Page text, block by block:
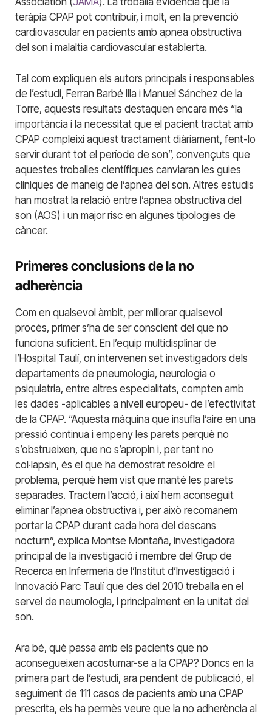
teràpia CPAP pot contribuir, i molt, en la prevenció
cardiovascular en pacients amb apnea obstructiva
del son i malaltia cardiovascular establerta.
Tal com expliquen els autors principals i responsables
de l’estudi, Ferran Barbé Illa i Manuel Sánchez de la
Torre, aquests resultats destaquen encara més “la
importància i la necessitat que el pacient tractat amb
CPAP compleixi aquest tractament diàriament, fent-lo
servir durant tot el període de son”, convençuts que
aquestes troballes científiques canviaran les guies
clíniques de maneig de l’apnea del son. Altres estudis
han mostrat la relació entre l’apnea obstructiva del
son (AOS) i un major risc en algunes tipologies de
càncer.
Primeres conclusions de la no
adherència
Com en qualsevol àmbit, per millorar qualsevol
procés, primer s’ha de ser conscient del que no
funciona suficient. En l’equip multidisplinar de
l’Hospital Taulí, on intervenen set investigadors dels
departaments de pneumologia, neurologia o
psiquiatria, entre altres especialitats, compten amb
les dades -aplicables a nivell europeu- de l’efectivitat
de la CPAP. “Aquesta màquina que insufla l’aire en una
pressió continua i empeny les parets perquè no
s’obstrueixen, que no s’apropin i, per tant no
col·lapsin, és el que ha demostrat resoldre el
problema, perquè hem vist que manté les parets
separades. Tractem l’acció, i així hem aconseguit
eliminar l’apnea obstructiva i, per això recomanem
portar la CPAP durant cada hora del descans
nocturn”, explica Montse Montaña, investigadora
principal de la investigació i membre del Grup de
Recerca en Infermeria de l’Institut d’Investigació i
Innovació Parc Taulí que des del 2010 treballa en el
servei de neumologia, i principalment en la unitat del
son.
Ara bé, què passa amb els pacients que no
aconsegueixen acostumar-se a la CPAP? Doncs en la
primera part de l’estudi, ara pendent de publicació, el
seguiment de 111 casos de pacients amb una CPAP
prescrita, els ha permès veure que la no adherència al